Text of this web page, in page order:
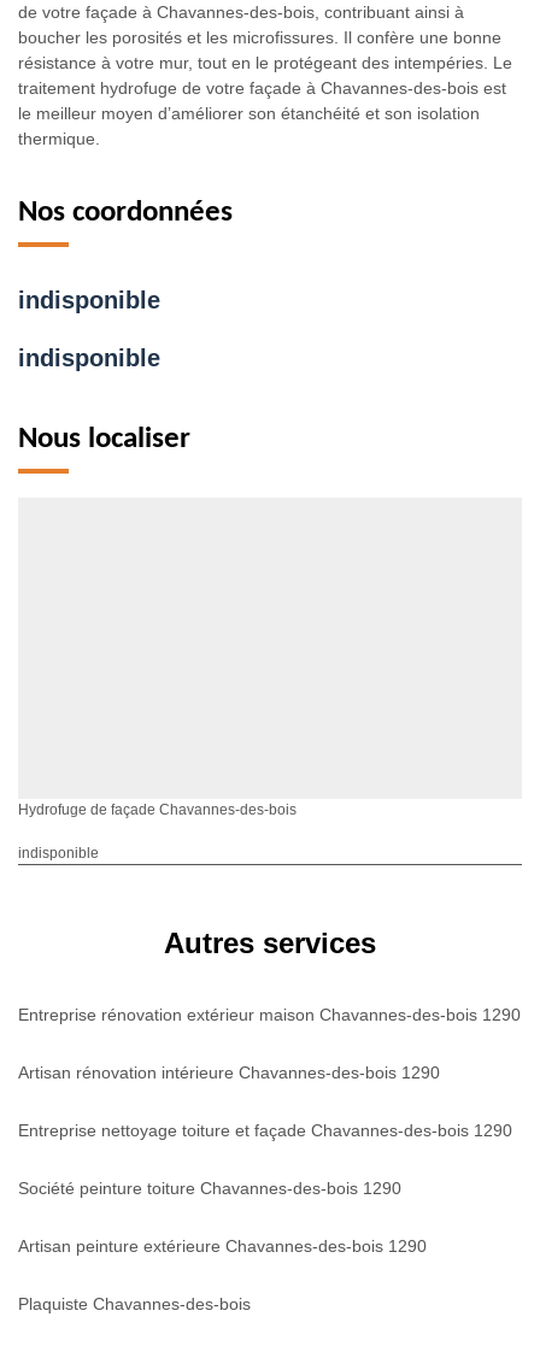
de votre façade à Chavannes-des-bois, contribuant ainsi à
boucher les porosités et les microfissures. Il confère une bonne
résistance à votre mur, tout en le protégeant des intempéries. Le
traitement hydrofuge de votre façade à Chavannes-des-bois est
le meilleur moyen d’améliorer son étanchéité et son isolation
thermique.
Nos coordonnées
indisponible
indisponible
Nous localiser
Hydrofuge de façade Chavannes-des-bois
indisponible
Autres services
Entreprise rénovation extérieur maison Chavannes-des-bois 1290
Artisan rénovation intérieure Chavannes-des-bois 1290
Entreprise nettoyage toiture et façade Chavannes-des-bois 1290
Société peinture toiture Chavannes-des-bois 1290
Artisan peinture extérieure Chavannes-des-bois 1290
Plaquiste Chavannes-des-bois